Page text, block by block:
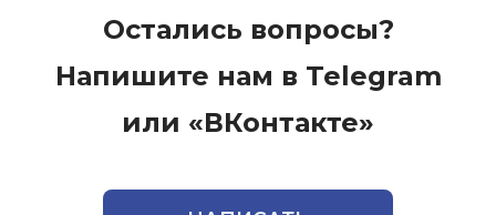
Остались вопросы?
Напишите нам в Telegram
или «ВКонтакте»